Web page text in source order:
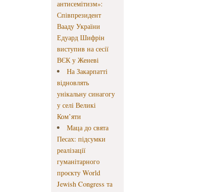
антисемітизм»:
Співпрезидент
Вааду України
Едуард Шифрін
виступив на сесії
ВЄК у Женеві
На Закарпатті
відновлять
унікальну синагогу
у селі Великі
Ком’яти
Маца до свята
Песах: підсумки
реалізації
гуманітарного
проєкту World
Jewish Congress та